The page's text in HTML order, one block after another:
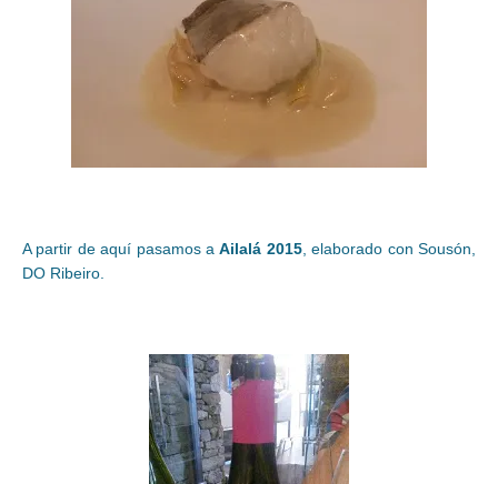
A partir de aquí pasamos aAilalá 2015, elaborado con Sousón,
DO Ribeiro.